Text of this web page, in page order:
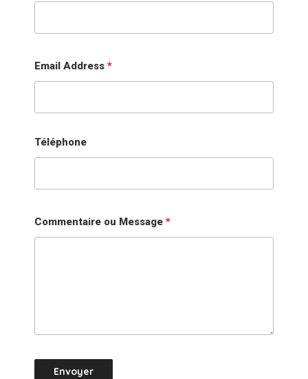
Email Address *
Téléphone
Commentaire ou Message *